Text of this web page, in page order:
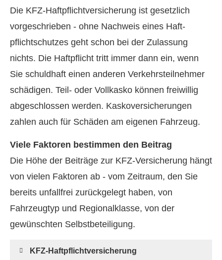
Die KFZ-Haft­pflichtversicherung ist gesetzlich
vorgeschrieben - ohne Nachweis eines Haft­
pflichtschutzes geht schon bei der Zulassung
nichts. Die Haft­pflicht tritt immer dann ein, wenn
Sie schuldhaft einen anderen Verkehrsteilnehmer
schädigen. Teil- oder Vollkasko können freiwillig
abgeschlossen werden. Kaskoversicherungen
zahlen auch für Schäden am eigenen Fahrzeug.
Viele Faktoren bestimmen den Beitrag
Die Höhe der Beiträge zur KFZ-Versicherung hängt
von vielen Faktoren ab - vom Zeitraum, den Sie
bereits unfallfrei zurückgelegt haben, von
Fahrzeugtyp und Regionalklasse, von der
gewünschten Selbstbeteiligung.
KFZ-Haft­pflichtversicherung